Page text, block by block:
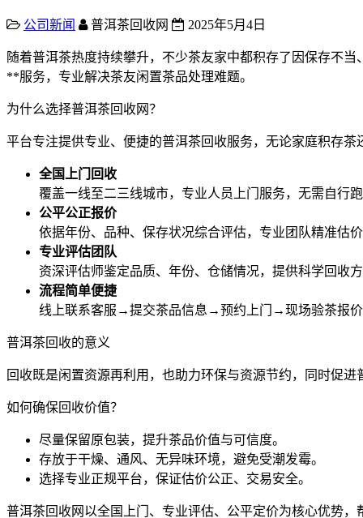
公司新闻 普洱茶回收网 2025年5月4日
随着普洱茶热度持续攀升，不少茶友家中都积存了因保存不
**服务，专业解决茶友闲置茶品处理难题。
为什么选择普洱茶回收网？
平台专注提供专业、便捷的普洱茶回收服务，无论家庭积存
全国上门回收
覆盖一线至二三线城市，专业人员上门服务，无需自行
公平公正报价
依据年份、品种、保存状况综合评估，专业团队精准估
专业评估团队
资深评估师鉴定品质、年份、仓储情况，提供科学回收
流程简单便捷
线上联系客服→提交茶品信息→预约上门→现场验茶报
普洱茶回收的意义
回收既是闲置资源再利用，也助力环保与资源节约，同时促
如何确保回收价值？
尽量保留原包装，提升茶品价值与可信度。
存放于干燥、通风、无异味环境，避免受潮发霉。
选择专业正规平台，保证估价公正、交易安全。
普洱茶回收网以全国上门、专业评估、公平定价为核心优势